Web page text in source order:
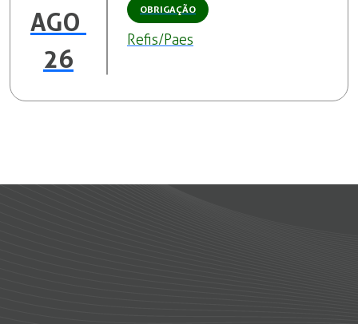
AGO
26
OBRIGAÇÃO
Refis/Paes